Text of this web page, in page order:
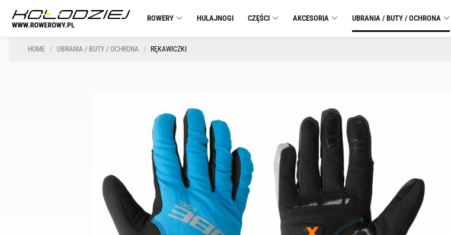
ROWERY HULAJNOGI CZĘŚCI AKCESORIA UBRANIA / BUTY / OCHRONA
HOME UBRANIA / BUTY / OCHRONA RĘKAWICZKI